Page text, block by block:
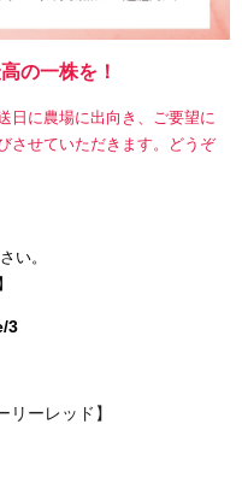
の一株を！
日に農場に出向き、ご要望に
させていただきます。どうぞ
い。
3
ーレッド】